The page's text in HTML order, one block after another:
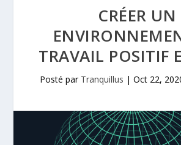
CRÉER UN
TRAVAIL POSITIF
Posté par Tranquillus | Oct 22,